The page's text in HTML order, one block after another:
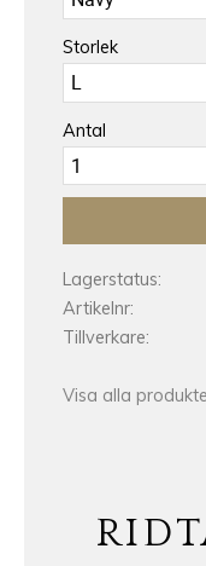
Storlek
Antal
Lagerstatus
Artikelnr
Tillverkare
Visa alla